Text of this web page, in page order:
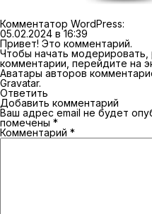
Комментатор WordPress:
05.02.2024 в 16:39
Привет! Это комментарий.
Чтобы начать модерировать,
комментарии, перейдите на
Аватары авторов
Gravatar.
Ответить
Добавить комментарий
Ваш адрес email не будет
помечены *
Комментарий *